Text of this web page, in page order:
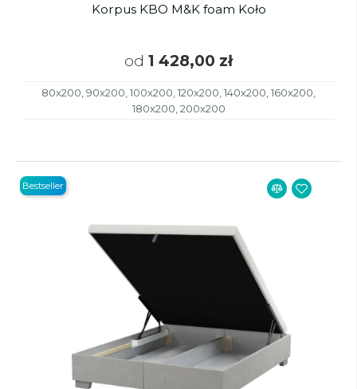
Korpus KBO M&K foam Koło
od 1 428,00 zł
80x200, 90x200, 100x200, 120x200, 140x200, 160x200,
180x200, 200x200
Bestseller